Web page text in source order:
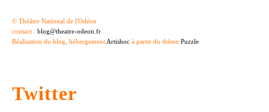
© Théâtre National de l'Odéon
contact : blog@theatre-odeon.fr
Réalisation du blog, hébergementArtishoc à partir du thème Puzzle
Twitter